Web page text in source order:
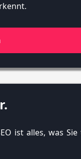
ist alles, was